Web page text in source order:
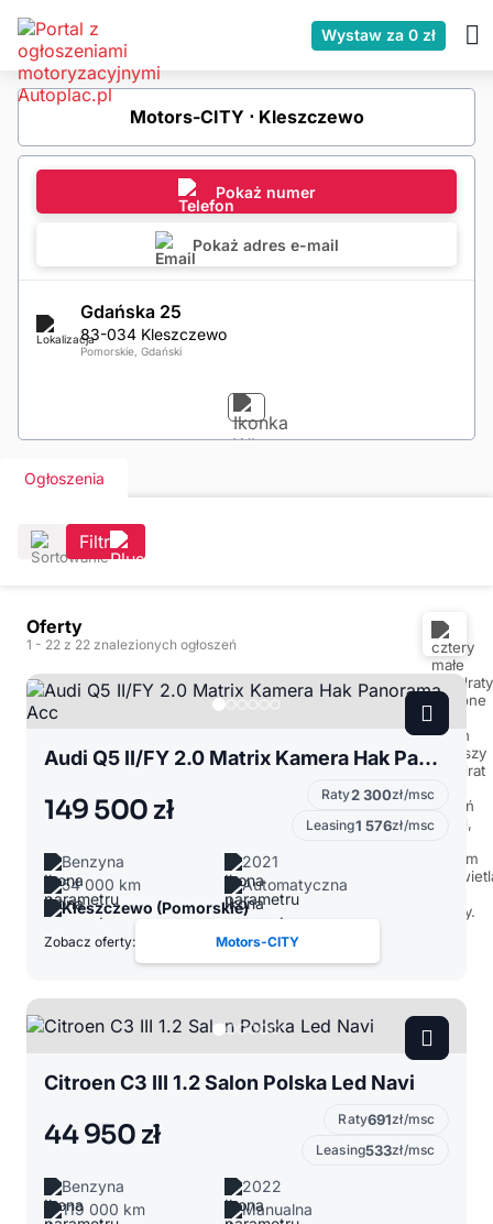
Wystaw za 0 zł
Motors-CITY ⋅ Kleszczewo
Pokaż numer
Pokaż adres e-mail
Gdańska 25
83-034 Kleszczewo
Pomorskie, Gdański
Ogłoszenia
Filtr
Oferty
1 - 22 z 22 znalezionych ogłoszeń
Audi Q5 II/FY 2.0 Matrix Kamera Hak Panorama Acc
149 500 zł Raty2 300zł/msc
Leasing1 576zł/msc
Benzyna
2021
54 000 km
Automatyczna
Kleszczewo (Pomorskie)
Zobacz oferty: Motors-CITY
Citroen C3 III 1.2 Salon Polska Led Navi
44 950 zł Raty691zł/msc
Leasing533zł/msc
Benzyna
2022
119 000 km
Manualna